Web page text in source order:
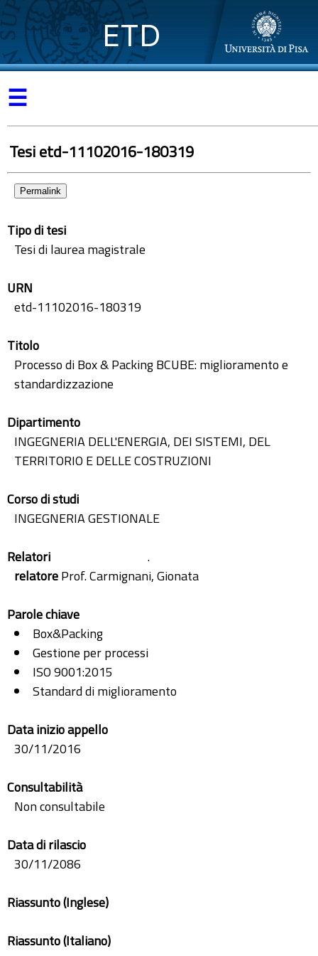
ETD
☰
Tesi etd-11102016-180319
Permalink
Tipo di tesi
Tesi di laurea magistrale
URN
etd-11102016-180319
Titolo
Processo di Box & Packing BCUBE: miglioramento e
standardizzazione
Dipartimento
INGEGNERIA DELL'ENERGIA, DEI SISTEMI, DEL
TERRITORIO E DELLE COSTRUZIONI
Corso di studi
INGEGNERIA GESTIONALE
Relatori
.
relatoreProf. Carmignani, Gionata
Parole chiave
Box&Packing
Gestione per processi
ISO 9001:2015
Standard di miglioramento
Data inizio appello
30/11/2016
Consultabilità
Non consultabile
Data di rilascio
30/11/2086
Riassunto (Inglese)
Riassunto (Italiano)